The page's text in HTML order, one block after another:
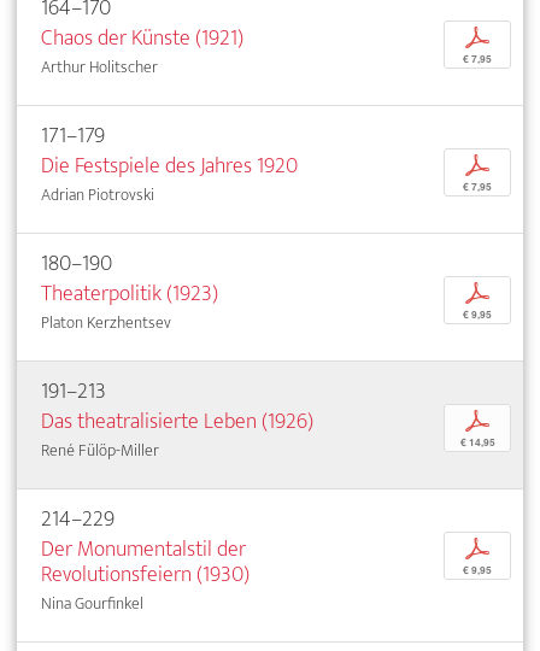
164–170
Chaos der Künste (1921)
Arthur Holitscher
p
€ 7,95
171–179
Die Festspiele des Jahres 1920
Adrian Piotrovski
p
€ 7,95
180–190
Theaterpolitik (1923)
Platon Kerzhentsev
p
€ 9,95
191–213
Das theatralisierte Leben (1926)
René Fülöp-Miller
p
€ 14,95
214–229
Der Monumentalstil der
Revolutionsfeiern (1930)
Nina Gourfinkel
p
€ 9,95